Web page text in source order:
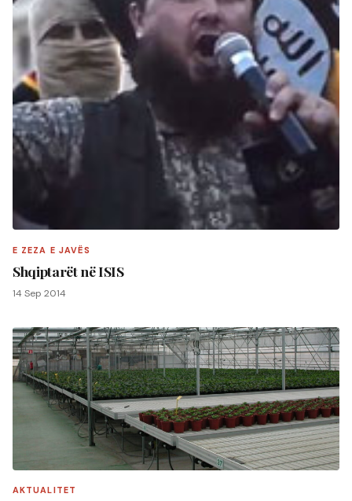
E ZEZA E JAVËS
Shqiptarët në ISIS
14 Sep 2014
AKTUALITET